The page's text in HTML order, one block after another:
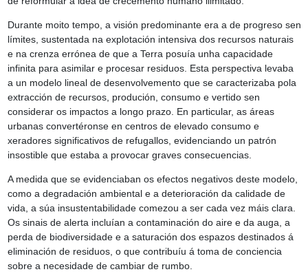
Durante moito tempo, a visión predominante era a de progreso sen
límites, sustentada na explotación intensiva dos recursos naturais
e na crenza errónea de que a Terra posuía unha capacidade
infinita para asimilar e procesar residuos. Esta perspectiva levaba
a un modelo lineal de desenvolvemento que se caracterizaba pola
extracción de recursos, produción, consumo e vertido sen
considerar os impactos a longo prazo. En particular, as áreas
urbanas convertéronse en centros de elevado consumo e
xeradores significativos de refugallos, evidenciando un patrón
insostible que estaba a provocar graves consecuencias.
A medida que se evidenciaban os efectos negativos deste modelo,
como a degradación ambiental e a deterioración da calidade de
vida, a súa insustentabilidade comezou a ser cada vez máis clara.
Os sinais de alerta incluían a contaminación do aire e da auga, a
perda de biodiversidade e a saturación dos espazos destinados á
eliminación de residuos, o que contribuíu á toma de conciencia
sobre a necesidade de cambiar de rumbo.